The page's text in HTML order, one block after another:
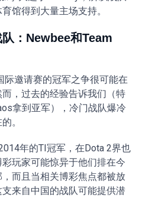
馆得到大量主场支持。
：Newbee和Team
际邀请赛的冠军之争很可能在
，过去的经验告诉我们（特
拿到亚军），冷门战队爆冷
。
年的TI冠军，在Dota 2界也
玩家可能惊异于他们排在今
而且当相关博彩焦点都被放
来自中国的战队可能提供潜